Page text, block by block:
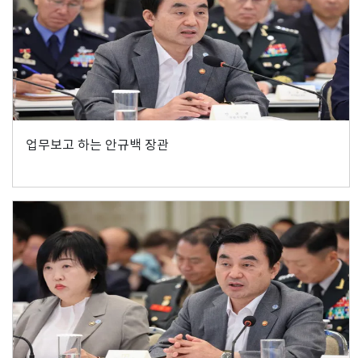
업무보고 하는 안규백 장관